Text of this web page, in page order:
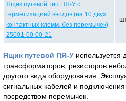
Ящик путевой тип ПЯ-У с
герметизацией вводов (на 10 двух
контактных клемм, без перемычек)
25001-00-00-21
Ящик путевой ПЯ-У
трансформаторов, резисторов
другого вида оборудования.
сигнальных кабелей и
посредством перемычек.